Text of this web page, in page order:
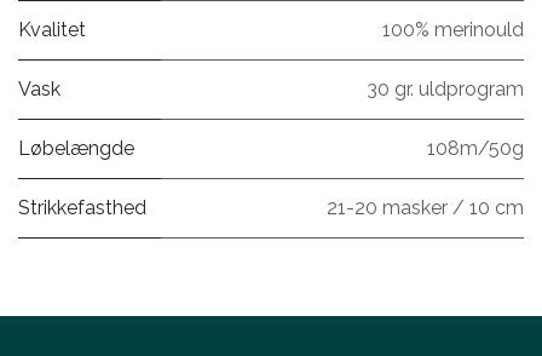
Kvalitet 100% merinould
Vask 30 gr. uldprogram
Løbelængde 108m/50g
Strikkefasthed 21-20 masker / 10 cm